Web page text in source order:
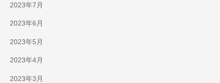
2023年7月
2023年6月
2023年5月
2023年4月
2023年3月